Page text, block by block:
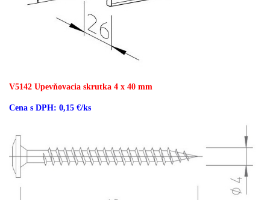
V5142 Upevňovacia skrutka 4 x 40 mm
Cena s DPH: 0,15 €/ks